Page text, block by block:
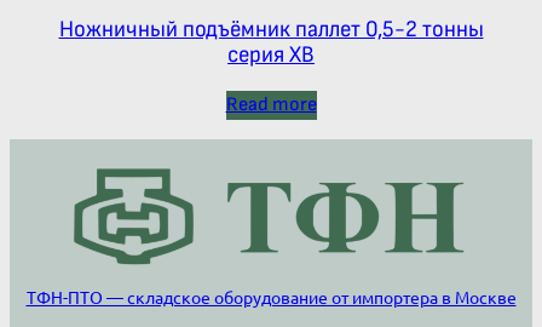
Ножничный подъёмник паллет 0,5-2 тонны
серия ХВ
Read more
ТФН-ПТО — складское оборудование от импортера в Москве